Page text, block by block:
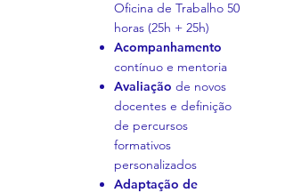
Oficina de Trabalho 50
horas (25h + 25h)
Acompanhamento
contínuo e mentoria
Avaliação de novos
docentes e definição
de percursos
formativos
personalizados
Adaptação de